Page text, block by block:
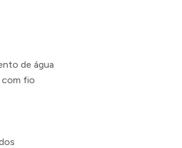
de água
com fio